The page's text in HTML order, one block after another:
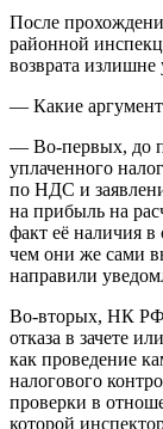
После
районной
возврата
— Какие
— Во-первых, до
уплаченного
по НДС и
на прибыль на
факт её наличия
чем они же сами
направили
Во-вторых, НК РФ
отказа в зачете
как проведение
налогового
проверки в
которой